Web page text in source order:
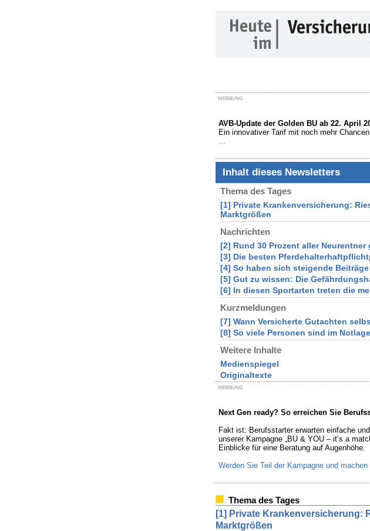
WERBUNG
AVB-Update der Golden BU ab 22. April
Ein innovativer Tarif mit noch mehr
...
Inhalt dieses Newsletters
Thema des Tages
[1] Private Krankenversicherung:
Marktgrößen
Nachrichten
[2] Rund 30 Prozent aller
[3] Die besten
[4] So haben sich steigende
[5] Gut zu wissen: Die
[6] In diesen Sportarten treten die
Kurzmeldungen
[7] Wann Versicherte Gutachten
[8] So viele Personen sind im
Weitere Inhalte
Medienspiegel
Originaltexte
WERBUNG
Next Gen ready? So erreichen Sie
Fakt ist: Berufsstarter erwarten einfache
unserer Kampagne „BU & YOU – it‘s a
Einblicke für eine Beratung auf Augenhöhe.
Werden Sie Teil der Kampagne und
Thema des Tages
[1] Private Krankenversicherung:
Marktgrößen